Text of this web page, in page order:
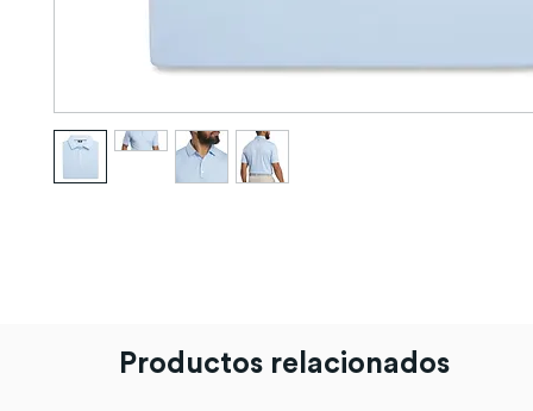
Productos relacionados